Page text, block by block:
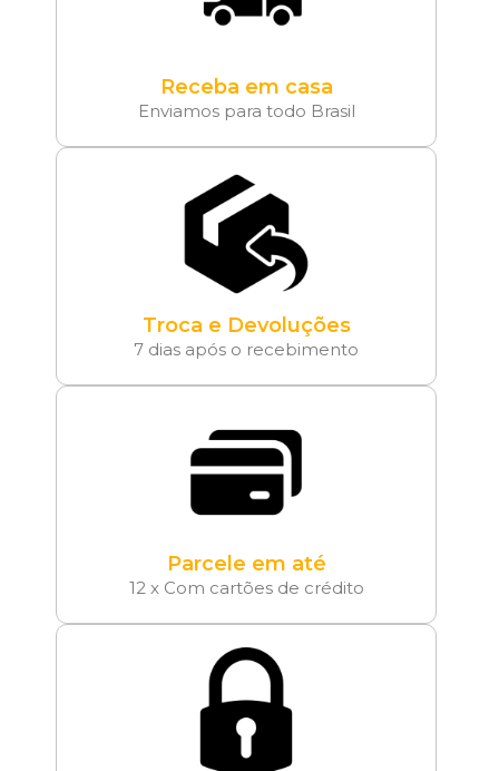
Receba em casa
Enviamos para todo Brasil
Troca e Devoluções
7 dias após o recebimento
Parcele em até
12 x Com cartões de crédito